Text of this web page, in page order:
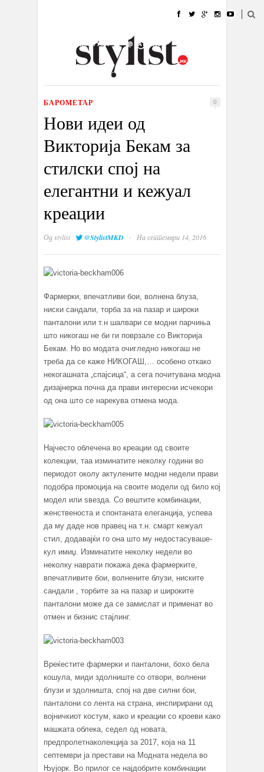
УБАВИНА
КУЛТУРА @РАБОТА
ИЗЛОГ
БАРОМЕТАР 0
Нови идеи од
Викторија Бекам за
стилски спој на
елегантни и кежуал
креации
Одstylist @StylistMKD · На септември 14, 2016
Фармерки, впечатливи бои, волнена блуза,
ниски сандали, торба за на пазар и широки
панталони или т.н шалвари се модни парчиња
што никогаш не би ги поврзале со Викторија
Бекам. Но во модата очигледно никогаш не
треба да се каже НИКОГАШ,… особено откако
некогашната „спајсица“, а сега почитувана модна
дизајнерка почна да прави интересни исчекори
од она што се нарекува отмена мода.
Најчесто облечена во креации од своите
колекции, таа изминатите неколку години во
периодот околу актулените модни недели прави
подобра промоција на своите модели од било кој
модел или ѕвезда. Со вештите комбинации,
женственоста и спонтаната елеганција, успева
да му даде нов правец на т.н. смарт кежуал
стил, додавајќи го она што му недостасуваше-
кул имиџ. Изминатите неколку недели во
неколку наврати покажа дека фармерките,
впечатливите бои, волнените блузи, ниските
сандали , торбите за на пазар и широките
панталони може да се замислат и применат во
отмен и бизнис стајлинг.
Вреќестите фармерки и панталони, бохо бела
кошула, миди здолниште со отвори, волнени
блузи и здолништа, спој на две силни бои,
панталони со лента на страна, инспирирани од
војничкиот костум, како и креации со кроеви како
машката облека, седел од новата,
предпролетнаколекција за 2017, која на 11
септември ја престави на Модната недела во
Њујорк. Во прилог се најдобрите комбинации